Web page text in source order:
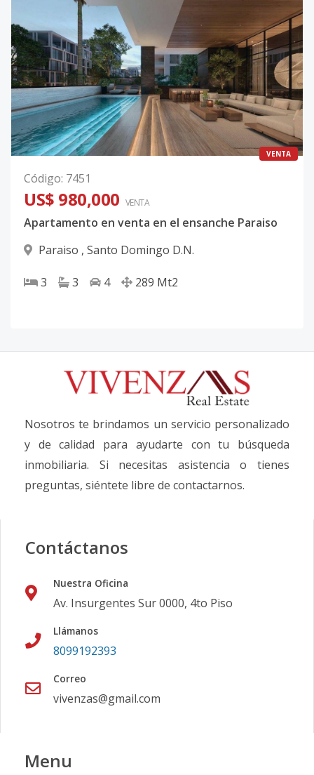
VENTA
Código: 7451
US$ 980,000 VENTA
Apartamento en venta en el ensanche Paraiso
Paraiso , Santo Domingo D.N.
3 3 4 289 Mt2
Nosotros te brindamos un servicio personalizado
y de calidad para ayudarte con tu búsqueda
inmobiliaria. Si necesitas asistencia o tienes
preguntas, siéntete libre de contactarnos.
Contáctanos
Nuestra Oficina
Av. Insurgentes Sur 0000, 4to Piso
Llámanos
8099192393
Correo
vivenzas@gmail.com
Menu